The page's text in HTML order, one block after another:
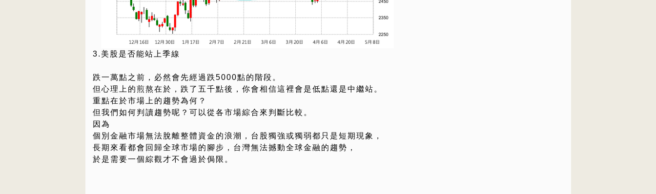
3.美股是否能站上季線
跌一萬點之前，必然會先經過跌5000點的階段。
但心理上的煎熬在於，跌了五千點後，你會相信這裡會是低點還是中繼站。
重點在於市場上的趨勢為何？
但我們如何判讀趨勢呢？可以從各市場綜合來判斷比較。
因為
個別金融市場無法脫離整體資金的浪潮，台股獨強或獨弱都只是短期現象，
長期來看都會回歸全球市場的腳步，台灣無法撼動全球金融的趨勢，
於是需要一個綜觀才不會過於侷限。